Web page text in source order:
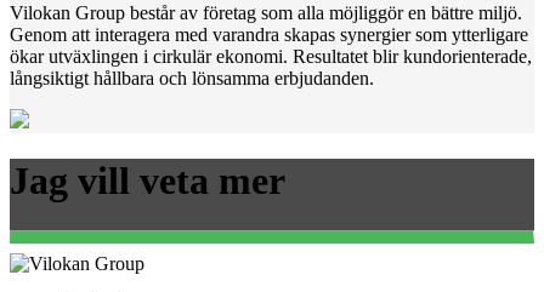
Vilokan Group består av företag som alla möjliggör en bättre miljö.
Genom att interagera med varandra skapas synergier som ytterligare
ökar utväxlingen i cirkulär ekonomi. Resultatet blir kundorienterade,
långsiktigt hållbara och lönsamma erbjudanden.
Jag vill veta mer